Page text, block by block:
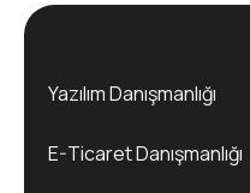
Yazılım Danışmanlığı
E-Ticaret Danışmanlığı